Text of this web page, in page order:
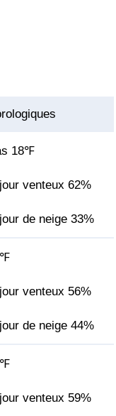
18℉
venteux 62%
de neige 33%
venteux 56%
de neige 44%
venteux 59%